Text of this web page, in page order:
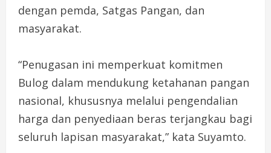
dengan pemda, Satgas Pangan, dan
masyarakat.
“Penugasan ini memperkuat komitmen
Bulog dalam mendukung ketahanan pangan
nasional, khususnya melalui pengendalian
harga dan penyediaan beras terjangkau bagi
seluruh lapisan masyarakat,” kata Suyamto.